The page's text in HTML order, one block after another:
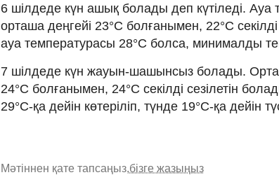
6 шілдеде күн ашық болады деп күтіледі. Ауа
орташа деңгейі 23°C болғанымен, 22°C
ауа температурасы 28°C болса, минималды
7 шілдеде күн жауын-шашынсыз болады.
24°C болғанымен, 24°C секілді сезілетін
29°C-қа дейін көтеріліп, түнде 19°C-қа дейін
Мәтіннен қате тапсаңыз,бізге жазыңыз